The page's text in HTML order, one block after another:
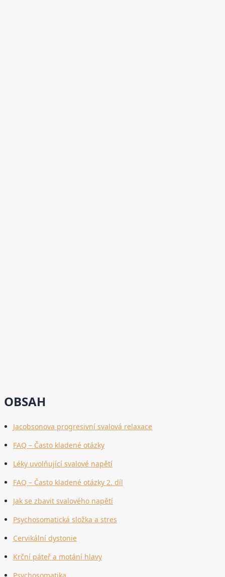
OBSAH
Jacobsonova progresivní svalová relaxace
FAQ – Často kladené otázky
Léky uvolňující svalové napětí
FAQ – Často kladené otázky 2. díl
Jak se zbavit svalového napětí
Psychosomatická složka a stres
Cervikální dystonie
Krční páteř a motání hlavy